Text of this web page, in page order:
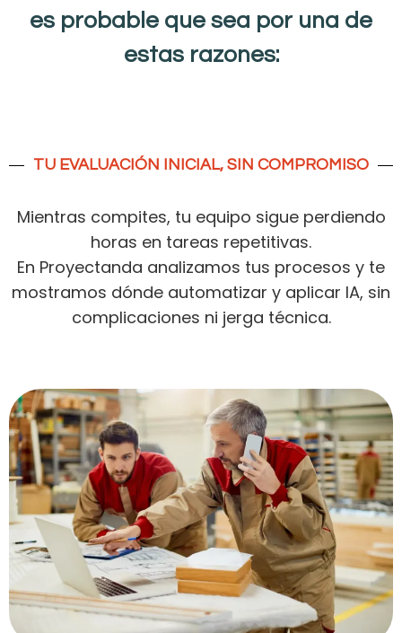
es probable que sea por una de
estas razones:
TU EVALUACIÓN INICIAL, SIN COMPROMISO
Mientras compites, tu equipo sigue perdiendo
horas en tareas repetitivas.
En Proyectanda analizamos tus procesos y te
mostramos dónde automatizar y aplicar IA, sin
complicaciones ni jerga técnica.